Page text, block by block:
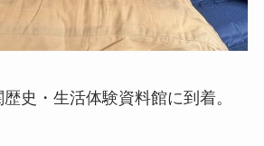
史・生活体験資料館に到着。